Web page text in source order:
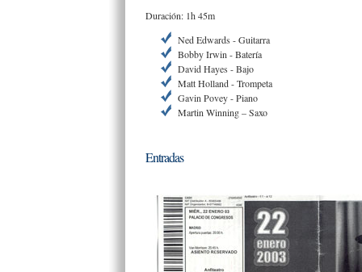
Duración: 1h 45m
Ned Edwards - Guitarra
Bobby Irwin - Batería
David Hayes - Bajo
Matt Holland - Trompeta
Gavin Povey - Piano
Martin Winning – Saxo
Entradas